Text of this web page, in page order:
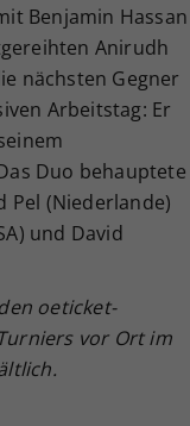
Benjamin Hassan
Anirudh
nächsten Gegner
Arbeitstag: Er
Duo behauptete
Pel (Niederlande)
und David
oeticket-
vor Ort im